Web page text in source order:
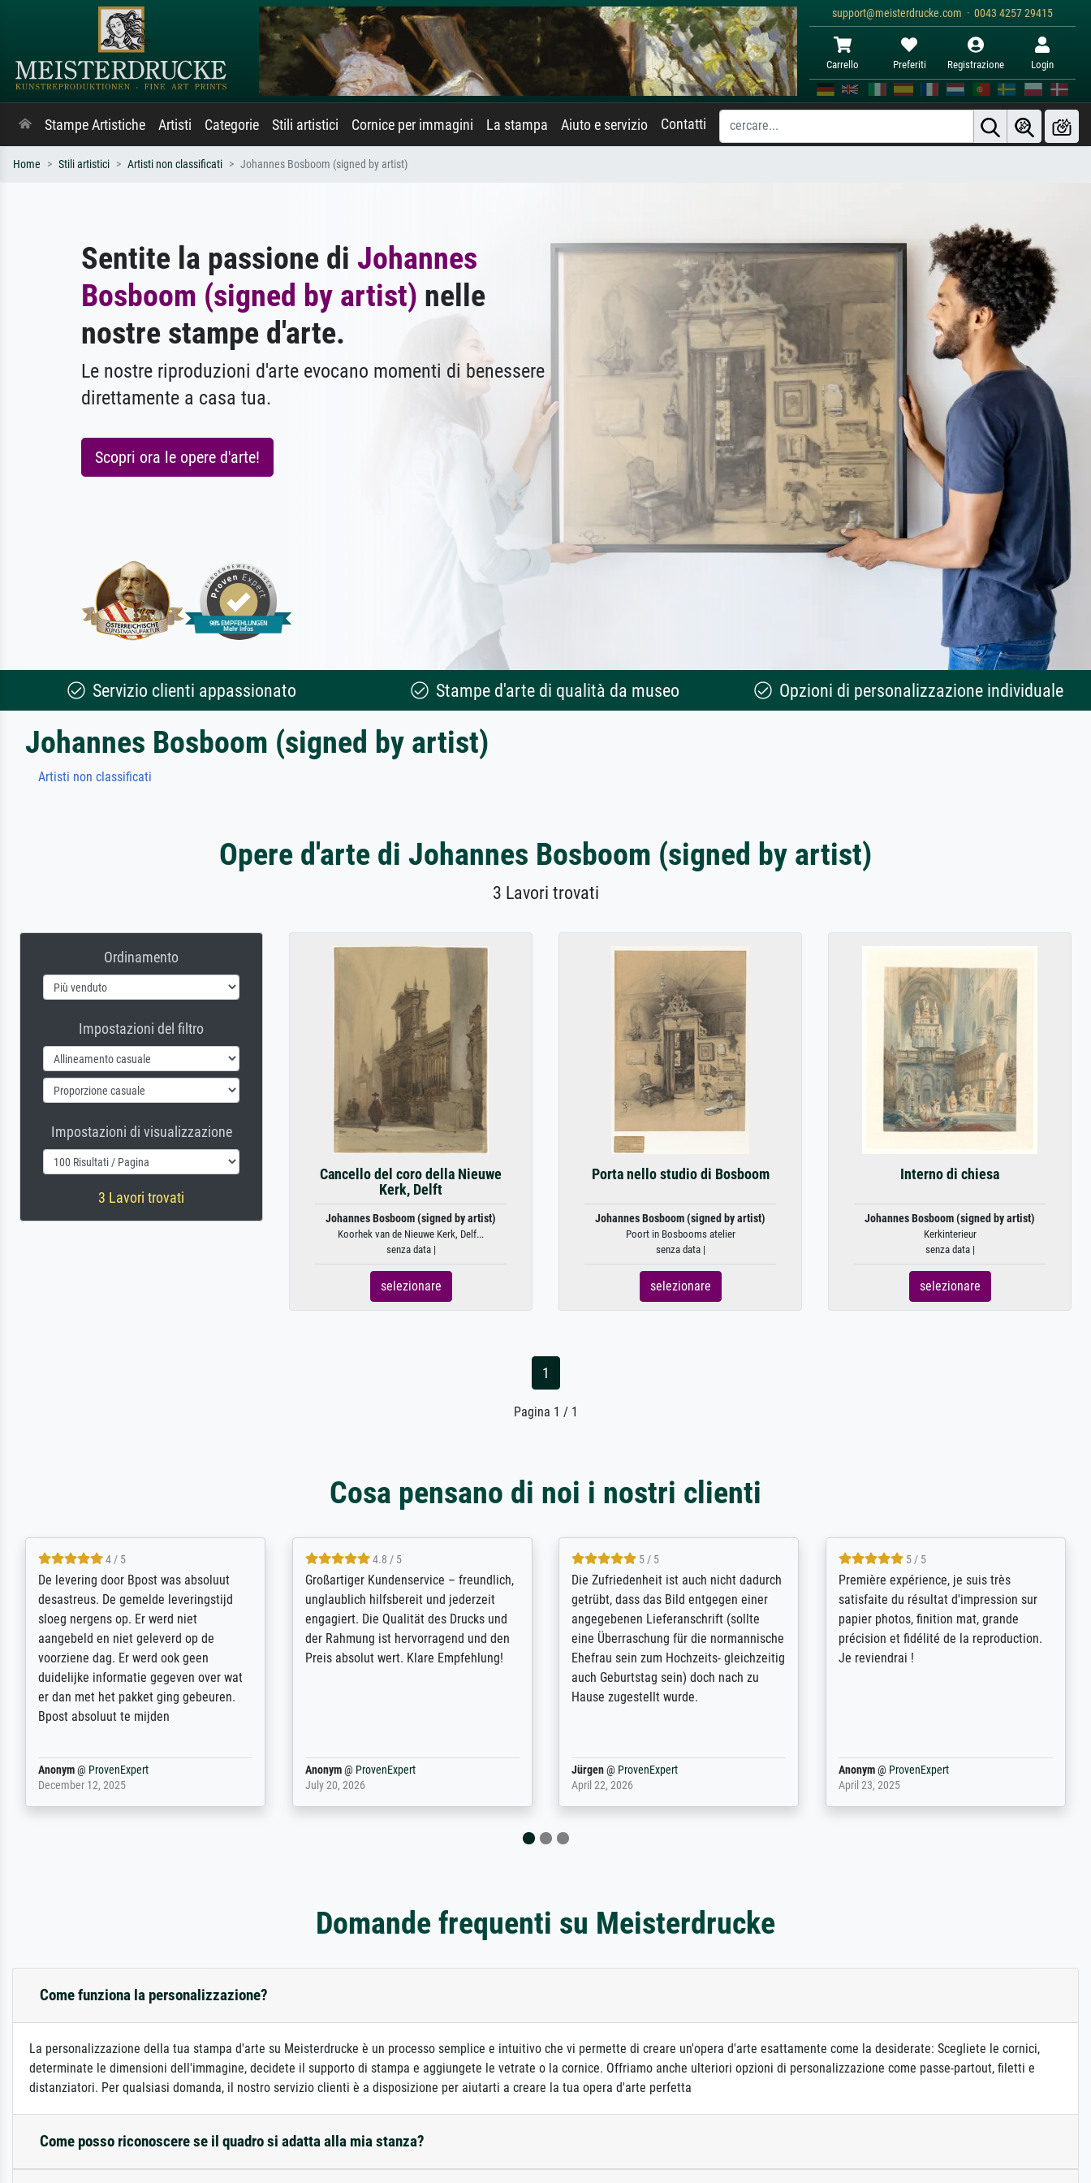
support@meisterdrucke.com · 0043 4257 29415
Carrello Preferiti Registrazione Login
Stampe Artistiche Artisti Categorie Stili artistici Cornice per immagini La stampa Aiuto e servizio Contatti
Home Stili artistici Artisti non classificati Johannes Bosboom (signed by artist)
Sentite la passione di Johannes
Bosboom (signed by artist) nelle
nostre stampe d'arte.
Le nostre riproduzioni d'arte evocano momenti di benessere
direttamente a casa tua.
Scopri ora le opere d'arte!
Servizio clienti appassionato Stampe d'arte di qualità da museo Opzioni di personalizzazione individuale
Johannes Bosboom (signed by artist)
Artisti non classificati
Opere d'arte di Johannes Bosboom (signed by artist)
3 Lavori trovati
Ordinamento
Impostazioni del filtro
Impostazioni di visualizzazione
3 Lavori trovati
Cancello del coro della Nieuwe
Kerk, Delft
Johannes Bosboom (signed by artist)
Koorhek van de Nieuwe Kerk, Delf...
senza data |
selezionare
Porta nello studio di Bosboom
Johannes Bosboom (signed by artist)
Poort in Bosbooms atelier
senza data |
selezionare
Interno di chiesa
Johannes Bosboom (signed by artist)
Kerkinterieur
senza data |
selezionare
1
Pagina 1 / 1
Cosa pensano di noi i nostri clienti
5 / 5
Sehr gute Qualität des Leinwanddrucks
und des Rahmens! Unser Bild wurde
sehr sorgfältig und sicher verpackt, so
dass es unbeschadet bei uns ankam. Es
wird nicht unser letzter Meisterdruck
sein. Vielen Dank!
Reinhold,@ProvenExpert
April 22, 2026
5 / 5
Für ein Erinnerungsbuch mit der
Feldpost meines Großvaters aus dem 1.
Weltkrieg benötigte ich ein
ausdrucksvolles Bild. Das habe ich bei
Ihnen gefunden. Bei der Auswahl der
weiter. Vielen ...
Margot@ProvenExpert
February 20, 2026
4.8 / 5
Hervorragende Qualität. Man kann sich
vieles anpassen lassen, wie z.B.:
Randentfernung, Farbe, Helligkeit,
Kontrast und Weiteres. Sehr freundliche
Kontaktperson per Mail. Das Bild (ein
Kunstdruck) wurde sehr gut verpackt -
sehr starke Papprolle mit Plastikdeckeln
Anonym@ProvenExpert
August 12, 2025
4.8 / 5
Qualité absolument irréprochable.
Extraordinaire diversité des thèmes
abordés et personnalisation des
demandes (recadrage, réajustement des
couleurs). Relation clientèle parfaite.
Anonym@ ProvenExpert
March 31, 2025
Domande frequenti su Meisterdrucke
Come funziona la personalizzazione?
La personalizzazione della tua stampa d'arte su Meisterdrucke è un processo semplice e intuitivo che vi permette di creare un'opera d'arte esattamente come la desiderate: Scegliete le cornici,
determinate le dimensioni dell'immagine, decidete il supporto di stampa e aggiungete le vetrate o la cornice. Offriamo anche ulteriori opzioni di personalizzazione come passe-partout, filetti e
distanziatori. Per qualsiasi domanda, il nostro servizio clienti è a disposizione per aiutarti a creare la tua opera d'arte perfetta
Come posso riconoscere se il quadro si adatta alla mia stanza?